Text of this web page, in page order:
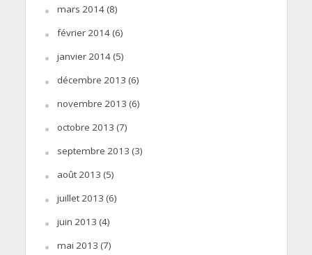
mars 2014(8)
février 2014(6)
janvier 2014(5)
décembre 2013 (6)
novembre 2013 (6)
octobre 2013 (7)
septembre 2013 (3)
août 2013 (5)
juillet 2013 (6)
juin 2013 (4)
mai 2013 (7)